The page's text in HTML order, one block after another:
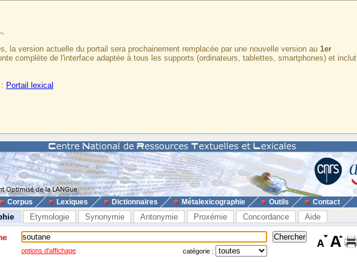
la version actuelle du portail sera prochainement remplacée par une nouvelle version au 1er
complète de l'interface adaptée à tous les supports (ordinateurs, tablettes, smartphones) et inclut
Portail lexical
Corpus Lexiques Dictionnaires Métalexicographie Outils Contact
Etymologie Synonymie Antonymie Proxémie Concordance Aide
options d'affichage catégorie :